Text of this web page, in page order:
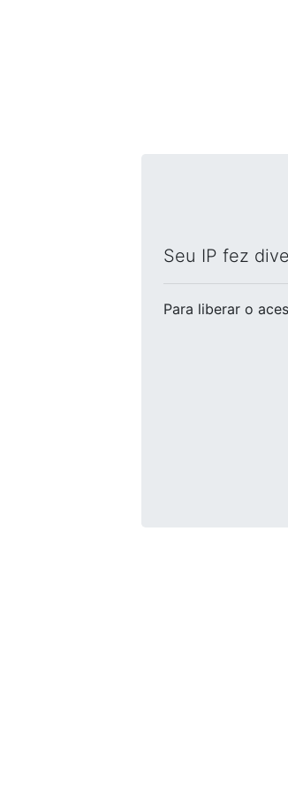
Seu IP fez
Para liberar o